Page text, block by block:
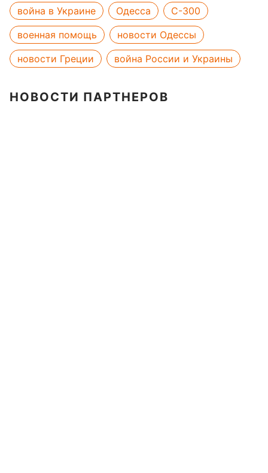
война в Украине Одесса
С-300
военная помощь
новости Одессы
новости Греции
война России и Украины
НОВОСТИ ПАРТНЕРОВ